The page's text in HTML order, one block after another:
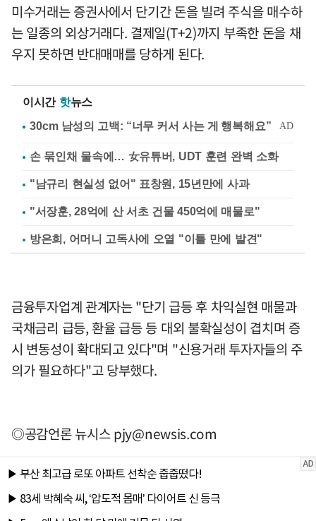
미수거래는 증권사에서 단기간 돈을 빌려 주식을 매수하
는 일종의 외상거래다. 결제일(T+2)까지 부족한 돈을 채
우지 못하면 반대매매를 당하게 된다.
이시간 핫뉴스
손 묶인채 물속에… 女유튜버, UDT 훈련 완벽 소화
"남규리 현실성 없어" 표창원, 15년만에 사과
"서장훈, 28억에 산 서초 건물 450억에 매물로"
방은희, 어머니 고독사에 오열 "이틀 만에 발견"
금융투자업계 관계자는 "단기 급등 후 차익실현 매물과
국채금리 급등, 환율 급등 등 대외 불확실성이 겹치며 증
시 변동성이 확대되고 있다"며 "신용거래 투자자들의 주
의가 필요하다"고 당부했다.
◎공감언론 뉴시스pjy@newsis.com